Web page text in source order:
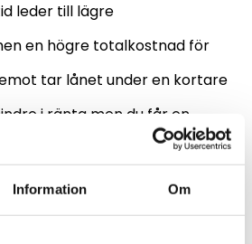
Information Om
leder till lägre
en högre totalkostnad för
tar lånet under en kortare
i ränta men du får en
Lånets effektiva och
vilket är en fördel för den
och enkelt.